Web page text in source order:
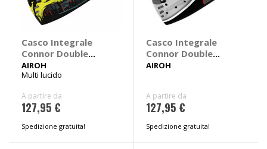
Casco Integrale
Connor Double
Face
AIROH
Multi lucido
A partire da
127,95 €
Spedizione gratuita!
Casco Integrale
Connor Double
Masker
AIROH
A partire da
127,95 €
Spedizione gratuita!